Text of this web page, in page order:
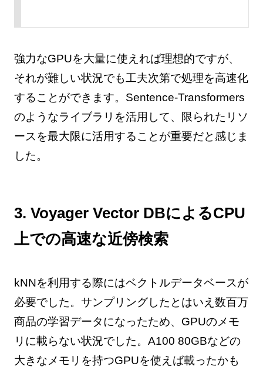
強力なGPUを大量に使えれば理想的ですが、
それが難しい状況でも工夫次第で処理を高速化
することができます。Sentence-Transformers
のようなライブラリを活用して、限られたリソ
ースを最大限に活用することが重要だと感じま
した。
3. Voyager Vector DBによるCPU
上での高速な近傍検索
kNNを利用する際にはベクトルデータベースが
必要でした。サンプリングしたとはいえ数百万
商品の学習データになったため、GPUのメモ
リに載らない状況でした。A100 80GBなどの
大きなメモリを持つGPUを使えば載ったかも